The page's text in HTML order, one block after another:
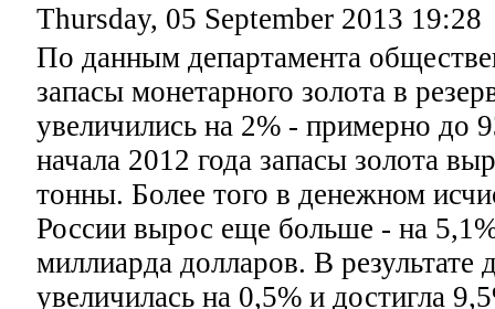
Thursday, 05 September 2013 19:28
По данным департамента
запасы монетарного золота в
увеличились на 2% - примерно до
начала 2012 года запасы золота
тонны. Более того в денежном
России вырос еще больше - на
миллиарда долларов. В результате
увеличилась на 0,5% и достигла